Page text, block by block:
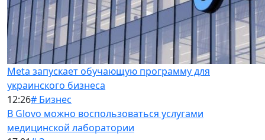
Meta запускает обучающую программу для
украинского бизнеса
12:26# Бизнес
В Glovo можно воспользоваться услугами
медицинской лаборатории